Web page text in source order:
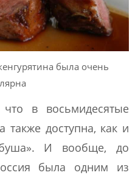
была очень
в восьмидесятые
также доступна, как и
И вообще, до
была одним из